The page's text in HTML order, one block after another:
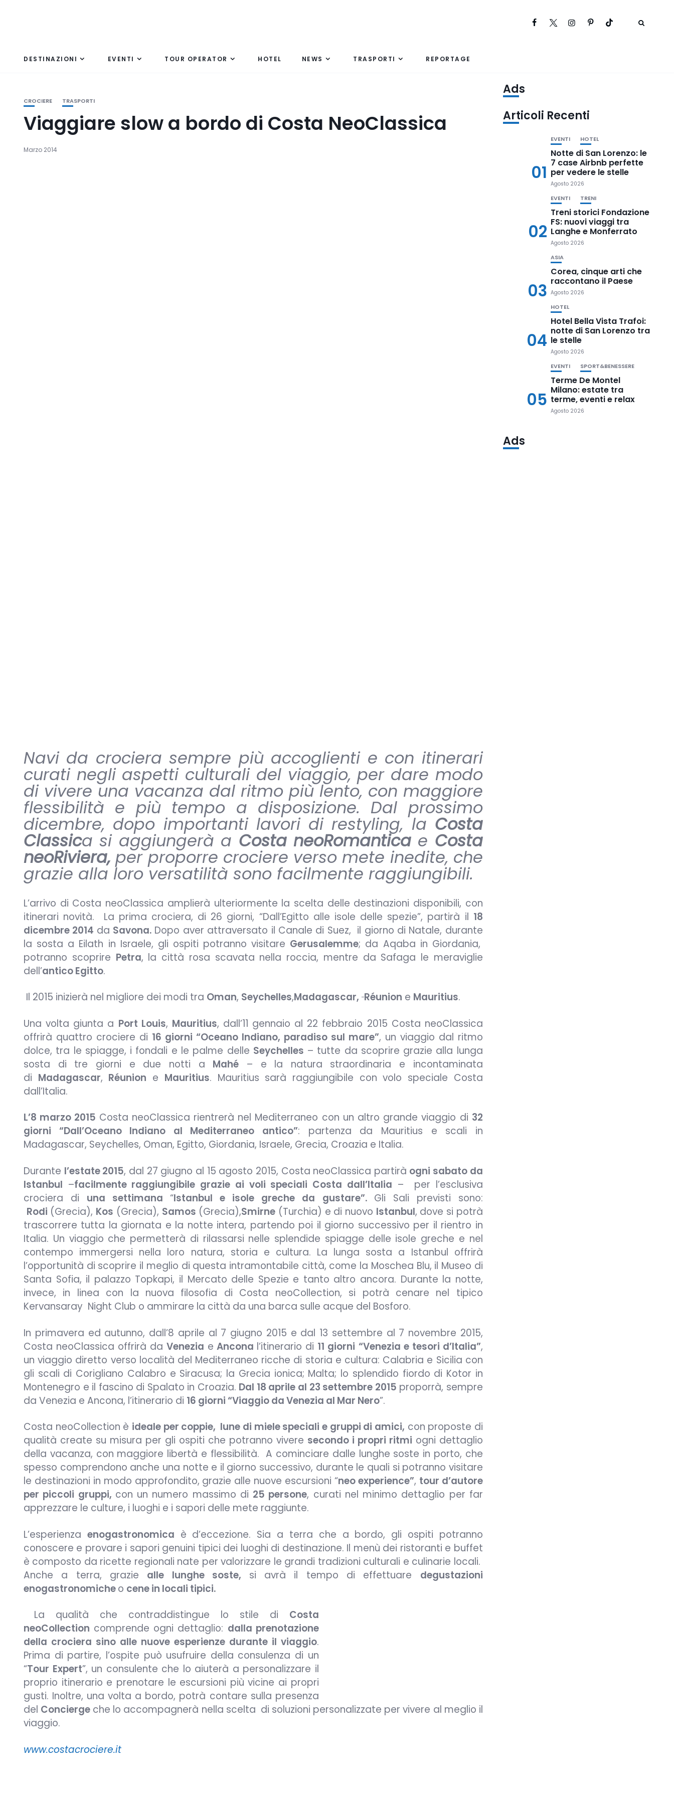
DESTINAZIONI EVENTI TOUR OPERATOR HOTEL NEWS TRASPORTI REPORTAGE
CROCIERE TRASPORTI
Viaggiare slow a bordo di Costa NeoClassica
Marzo 2014
Navi da crociera sempre più accoglienti e con itinerari
curati negli aspetti culturali del viaggio, per dare modo
di vivere una vacanza dal ritmo più lento, con maggiore
flessibilità e più tempo a disposizione. Dal prossimo
dicembre, dopo importanti lavori di restyling, la Costa
Classica si aggiungerà a Costa neoRomanticae Costa
neoRiviera, per proporre crociere verso mete inedite, che
grazie alla loro versatilità sono facilmente raggiungibili.
L’arrivo di Costa neoClassica amplierà ulteriormente la scelta delle destinazioni disponibili, con
itinerari novità. La prima crociera, di 26 giorni, “Dall’Egitto alle isole delle spezie”, partirà il 18
dicembre 2014 da Savona. Dopo aver attraversato il Canale di Suez, il giorno di Natale, durante
la sosta a Eilath in Israele, gli ospiti potranno visitare Gerusalemme; da Aqaba in Giordania,
potranno scoprire Petra, la città rosa scavata nella roccia, mentre da Safaga le meraviglie
dell’antico Egitto.
Il 2015 inizierà nel migliore dei modi tra Oman, Seychelles,Madagascar, Réunion e Mauritius.
Una volta giunta a Port Louis, Mauritius, dall’11 gennaio al 22 febbraio 2015 Costa neoClassica
offrirà quattro crociere di 16 giorni “Oceano Indiano, paradiso sul mare”, un viaggio dal ritmo
dolce, tra le spiagge, i fondali e le palme delle Seychelles – tutte da scoprire grazie alla lunga
sosta di tre giorni e due notti a Mahé – e la natura straordinaria e incontaminata
di Madagascar, Réunion e Mauritius. Mauritius sarà raggiungibile con volo speciale Costa
dall’Italia.
L’8 marzo 2015 Costa neoClassica rientrerà nel Mediterraneo con un altro grande viaggio di 32
giorni “Dall’Oceano Indiano al Mediterraneo antico”: partenza da Mauritius e scali in
Madagascar, Seychelles, Oman, Egitto, Giordania, Israele, Grecia, Croazia e Italia.
Durante l’estate 2015, dal 27 giugno al 15 agosto 2015, Costa neoClassica partirà ogni sabato da
Istanbul –facilmente raggiungibile grazie ai voli speciali Costa dall’Italia – per l’esclusiva
crociera di una settimana“Istanbul e isole greche da gustare”. Gli Sali previsti sono:
Rodi (Grecia), Kos (Grecia), Samos (Grecia),Smirne (Turchia) e di nuovo Istanbul, dove si potrà
trascorrere tutta la giornata e la notte intera, partendo poi il giorno successivo per il rientro in
Italia. Un viaggio che permetterà di rilassarsi nelle splendide spiagge delle isole greche e nel
contempo immergersi nella loro natura, storia e cultura. La lunga sosta a Istanbul offrirà
l’opportunità di scoprire il meglio di questa intramontabile città, come la Moschea Blu, il Museo di
Santa Sofia, il palazzo Topkapi, il Mercato delle Spezie e tanto altro ancora. Durante la notte,
invece, in linea con la nuova filosofia di Costa neoCollection, si potrà cenare nel tipico
Kervansaray Night Club o ammirare la città da una barca sulle acque del Bosforo.
In primavera ed autunno, dall’8 aprile al 7 giugno 2015 e dal 13 settembre al 7 novembre 2015,
Costa neoClassica offrirà da Venezia eAncona l’itinerario di 11 giorni “Venezia e tesori d’Italia”,
un viaggio diretto verso località del Mediterraneo ricche di storia e cultura: Calabria e Sicilia con
gli scali di Corigliano Calabro e Siracusa; la Grecia ionica; Malta; lo splendido fiordo di Kotor in
Montenegro e il fascino di Spalato in Croazia. Dal 18 aprile al 23 settembre 2015 proporrà, sempre
da Venezia e Ancona, l’itinerario di 16 giorni “Viaggio da Venezia al Mar Nero”.
Costa neoCollection è ideale per coppie, lune di miele speciali e gruppi di amici, con proposte di
qualità create su misura per gli ospiti che potranno vivere secondo i propri ritmi ogni dettaglio
della vacanza, con maggiore libertà e flessibilità. A cominciare dalle lunghe soste in porto, che
spesso comprendono anche una notte e il giorno successivo, durante le quali si potranno visitare
le destinazioni in modo approfondito, grazie alle nuove escursioni “neo experience”, tour d’autore
per piccoli gruppi, con un numero massimo di 25 persone, curati nel minimo dettaglio per far
apprezzare le culture, i luoghi e i sapori delle mete raggiunte.
L’esperienza enogastronomica è d’eccezione. Sia a terra che a bordo, gli ospiti potranno
conoscere e provare i sapori genuini tipici dei luoghi di destinazione. Il menù dei ristoranti e buffet
è composto da ricette regionali nate per valorizzare le grandi tradizioni culturali e culinarie locali.
Anche a terra, grazie alle lunghe soste, si avrà il tempo di effettuare degustazioni
enogastronomicheo cene in locali tipici.
La qualità che contraddistingue lo stile di Costa
neoCollection comprende ogni dettaglio: dalla prenotazione
della crociera sino alle nuove esperienze durante il viaggio.
Prima di partire, l’ospite può usufruire della consulenza di un
“Tour Expert”, un consulente che lo aiuterà a personalizzare il
proprio itinerario e prenotare le escursioni più vicine ai propri
gusti. Inoltre, una volta a bordo, potrà contare sulla presenza
del Concierge che lo accompagnerà nella scelta di soluzioni personalizzate per vivere al meglio il
viaggio.
www.costacrociere.it
Ads
Articoli Recenti
01
EVENTI HOTEL
Notte di San Lorenzo: le
7 case Airbnb perfette
per vedere le stelle
Agosto 2026
02
EVENTI TRENI
Treni storici Fondazione
FS: nuovi viaggi tra
Langhe e Monferrato
Agosto 2026
03
ASIA
Corea, cinque arti che
raccontano il Paese
Agosto 2026
04
HOTEL
Hotel Bella Vista Trafoi:
notte di San Lorenzo tra
le stelle
Agosto 2026
05
EVENTI SPORT&BENESSERE
Terme De Montel
Milano: estate tra
terme, eventi e relax
Agosto 2026
Ads